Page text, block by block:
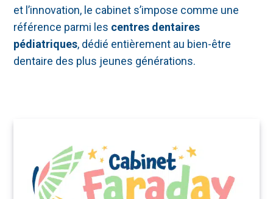
et l’innovation, le cabinet s’impose comme une
référence parmi les centres dentaires
pédiatriques, dédié entièrement au bien-être
dentaire des plus jeunes générations.